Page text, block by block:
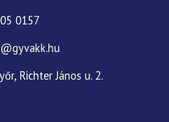
0157
Richter János u. 2.